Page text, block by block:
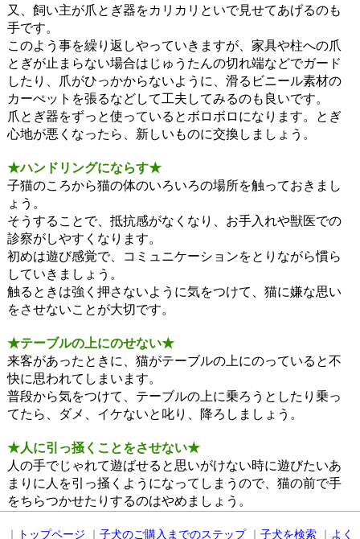
又、飼い主が爪とぎ器をカリカリといで見せてあげるのも
手です。
このよう事を繰り返しやっていきますが、家具や柱への爪
とぎが止まらない場合はじゅうたんの切れ端などでガード
したり、爪がひっかからないように、滑るビニール素材の
カーぺットを張るなどして工夫してみるのも良いです。
爪とぎ器をずっと使っているとボロボロになります。とぎ
心地が悪くなったら、新しいものに交換しましょう。
★ハンドリングにならす★
子猫のころから猫の体のいろいろの場所を触っておきまし
ょう。
そうすることで、抵抗感がなくなり、お手入れや獣医での
診察がしやすくなります。
初めは遊び感覚で、コミュニケーションをとりながら慣ら
していきましょう。
触るときは強く押さないように気をつけて、猫に嫌な思い
をさせないことが大切です。
★テーブルの上にのせない★
来客があったときに、猫がテーブルの上にのっていると不
快に思われてしまいます。
普段から気をつけて、テーブルの上に乗ろうとしたり乗っ
てたら、ダメ、イケないと叱り、降ろしましょう。
★人に引っ掻くことをさせない★
人の手でじゃれて遊ばせると思いがけない時に遊びたいあ
まりに人を引っ掻くようになってしまうので、猫の前で手
をちらつかせたりするのはやめましょう。
トップページ 子犬のご購入までのステップ｜ 子犬を検索 よく